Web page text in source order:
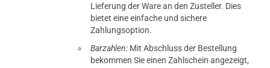
Lieferung der Ware an den Zusteller. Dies
bietet eine einfache und sichere
Zahlungsoption.
Barzahlen: Mit Abschluss der Bestellung
bekommen Sie einen Zahlschein angezeigt,